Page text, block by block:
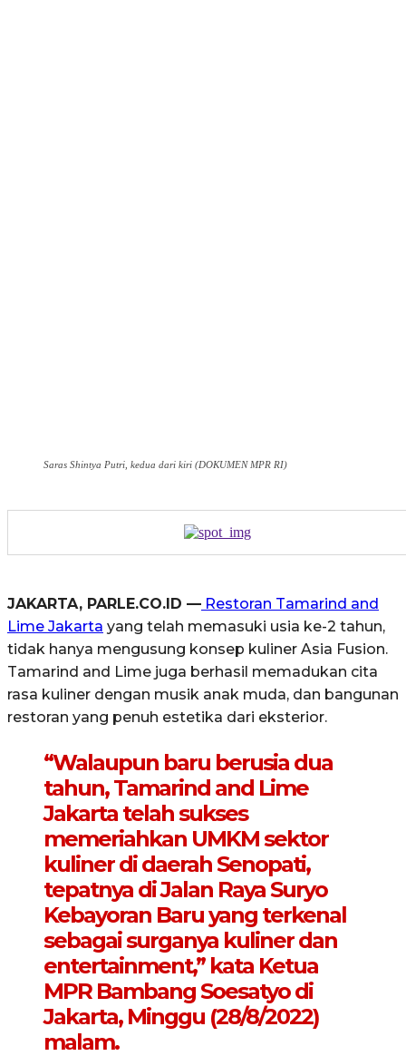
Saras Shintya Putri, kedua dari kiri (DOKUMEN MPR RI)
JAKARTA, PARLE.CO.ID — Restoran Tamarind and
Lime Jakarta yang telah memasuki usia ke-2 tahun,
tidak hanya mengusung konsep kuliner Asia Fusion.
Tamarind and Lime juga berhasil memadukan cita
rasa kuliner dengan musik anak muda, dan bangunan
restoran yang penuh estetika dari eksterior.
“Walaupun baru berusia dua
tahun, Tamarind and Lime
Jakarta telah sukses
memeriahkan UMKM sektor
kuliner di daerah Senopati,
tepatnya di Jalan Raya Suryo
Kebayoran Baru yang terkenal
sebagai surganya kuliner dan
entertainment,” kata Ketua
MPR Bambang Soesatyo di
Jakarta, Minggu (28/8/2022)
malam.